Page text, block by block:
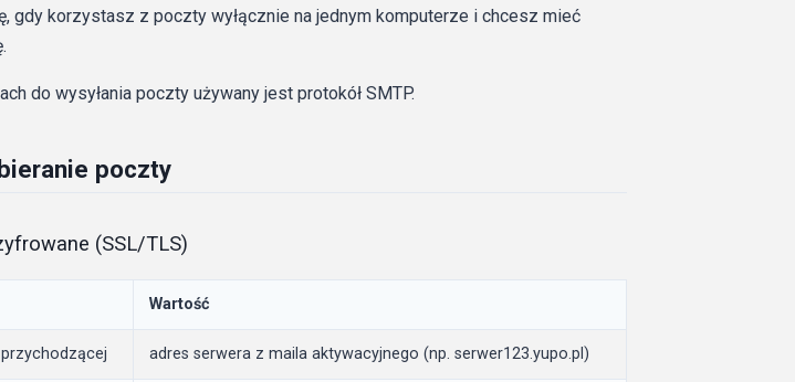
gdy korzystasz z poczty wyłącznie na jednym komputerze i chcesz mieć
do wysyłania poczty używany jest protokół SMTP.
poczty
(SSL/TLS)
Wartość
adres serwera z maila aktywacyjnego (np. serwer123.yupo.pl)